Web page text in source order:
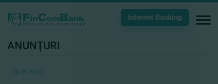
Internet Banking
ANUNŢURI
08.05.2020